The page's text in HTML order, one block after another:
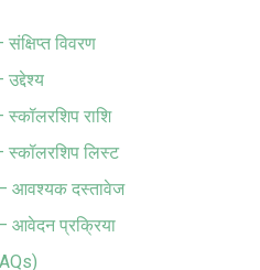
विवरण
राशि
लिस्ट
आवश्यक दस्तावेज
आवेदन प्रक्रिया